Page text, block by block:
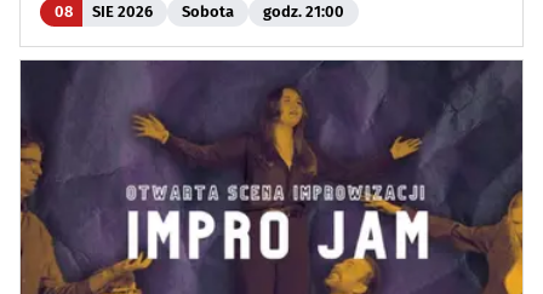
08 SIE 2026 Sobota godz. 21:00